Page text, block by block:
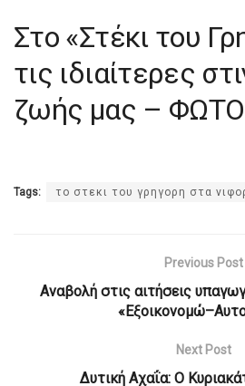
Στο «Στέκι του
τις ιδιαίτερες
ζωής μας – ΦΩΤΟ
Tags: το στεκι του γρηγορη στα
Previous Post
Αναβολή στις αιτήσεις
Next Post
Δυτική Αχαΐα: Ο